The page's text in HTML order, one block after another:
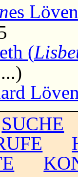
es
(
SUCHE